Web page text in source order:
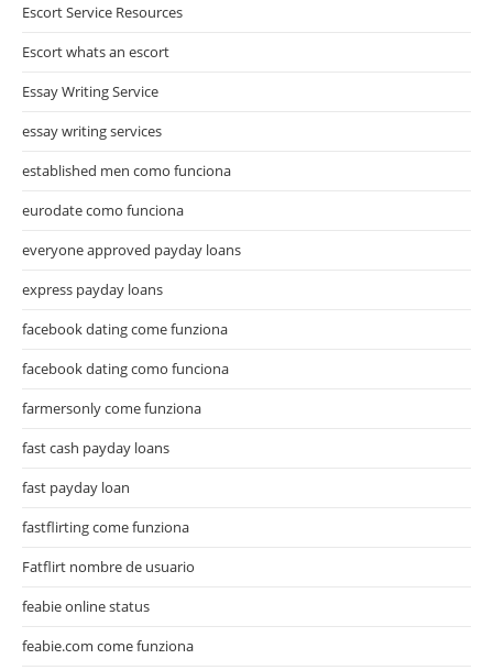
Escort Service Resources
Escort whats an escort
Essay Writing Service
essay writing services
established men como funciona
eurodate como funciona
everyone approved payday loans
express payday loans
facebook dating come funziona
facebook dating como funciona
farmersonly come funziona
fast cash payday loans
fast payday loan
fastflirting come funziona
Fatflirt nombre de usuario
feabie online status
feabie.com come funziona